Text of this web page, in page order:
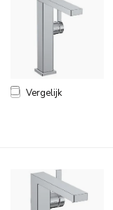
Vergelijk